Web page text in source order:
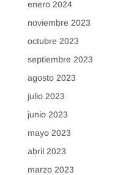
enero 2024
noviembre 2023
octubre 2023
septiembre 2023
agosto 2023
julio 2023
junio 2023
mayo 2023
abril 2023
marzo 2023